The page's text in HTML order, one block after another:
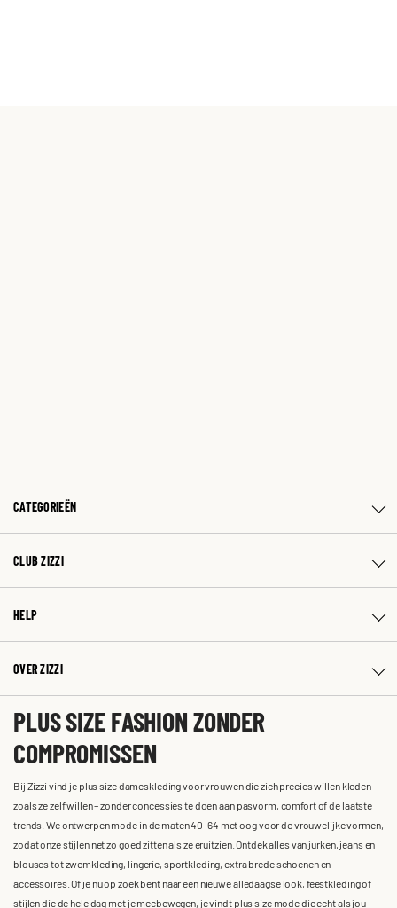
CATEGORIEËN
CLUB ZIZZI
HELP
OVER ZIZZI
PLUS SIZE FASHION ZONDER
COMPROMISSEN
Bij Zizzi vind je plus size dameskleding voor vrouwen die zich precies willen kleden
zoals ze zelf willen – zonder concessies te doen aan pasvorm, comfort of de laatste
trends. We ontwerpen mode in de maten 40-64 met oog voor de vrouwelijke vormen,
zodat onze stijlen net zo goed zitten als ze eruitzien. Ontdek alles van jurken, jeans en
blouses tot zwemkleding, lingerie, sportkleding, extra brede schoenen en
accessoires. Of je nu op zoek bent naar een nieuwe alledaagse look, feestkleding of
stijlen die de hele dag met je meebewegen, je vindt plus size mode die echt als jou